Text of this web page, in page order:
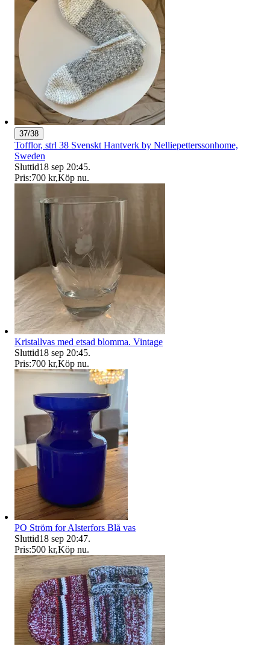
37/38
Tofflor, strl 38 Svenskt Hantverk by Nelliepetterssonhome,
Sweden
Sluttid18 sep 20:45.
Pris:700 kr,Köp nu.
Kristallvas med etsad blomma. Vintage
Sluttid18 sep 20:45.
Pris:700 kr,Köp nu.
PO Ström for Alsterfors Blå vas
Sluttid18 sep 20:47.
Pris:500 kr,Köp nu.